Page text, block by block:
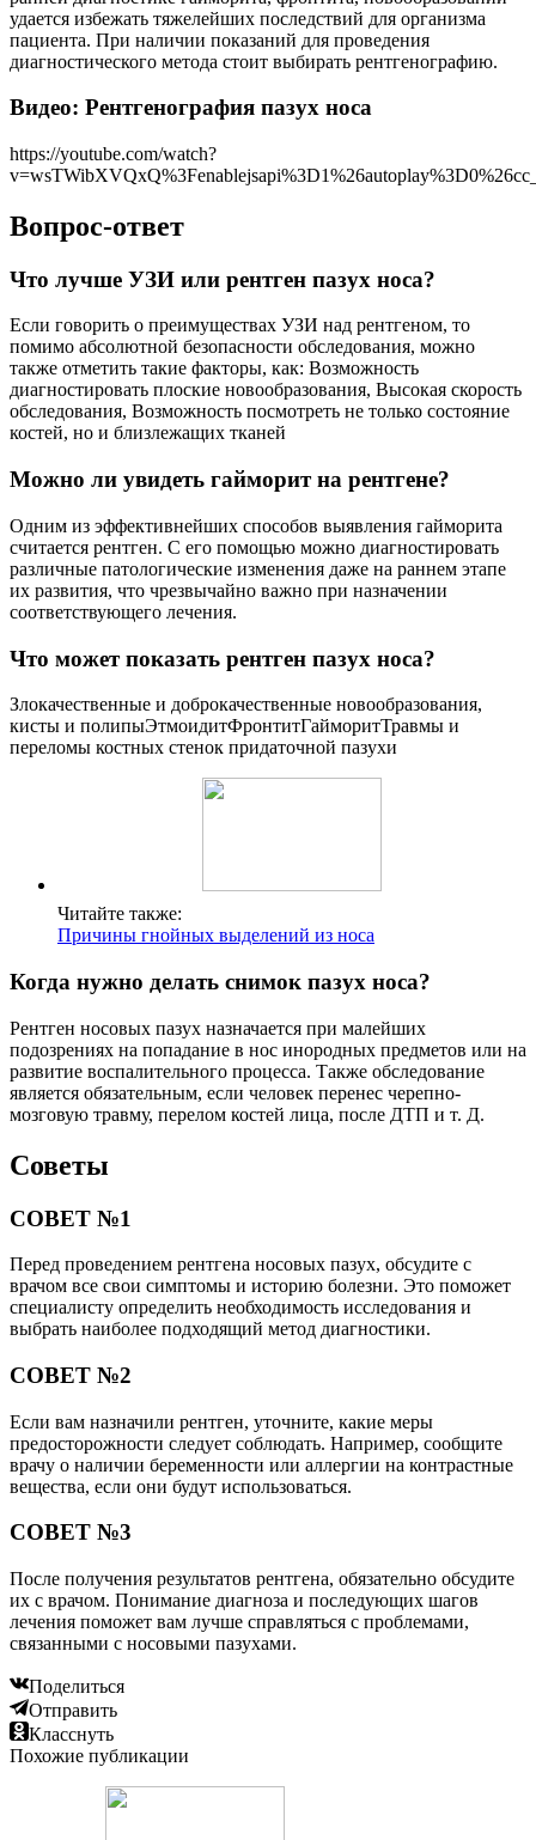
удается избежать тяжелейших последствий для организма
пациента. При наличии показаний для проведения
диагностического метода стоит выбирать рентгенографию.
Видео: Рентгенография пазух носа
https://youtube.com/watch?
Вопрос-ответ
Что лучше УЗИ или рентген пазух носа?
Если говорить о преимуществах УЗИ над рентгеном, то
помимо абсолютной безопасности обследования, можно
также отметить такие факторы, как: Возможность
диагностировать плоские новообразования, Высокая скорость
обследования, Возможность посмотреть не только состояние
костей, но и близлежащих тканей
Можно ли увидеть гайморит на рентгене?
Одним из эффективнейших способов выявления гайморита
считается рентген. С его помощью можно диагностировать
различные патологические изменения даже на раннем этапе
их развития, что чрезвычайно важно при назначении
соответствующего лечения.
Что может показать рентген пазух носа?
Злокачественные и доброкачественные новообразования,
кисты и полипыЭтмоидитФронтитГайморитТравмы и
переломы костных стенок придаточной пазухи
Читайте также:
Причины гнойных выделений из носа
Когда нужно делать снимок пазух носа?
Рентген носовых пазух назначается при малейших
подозрениях на попадание в нос инородных предметов или на
развитие воспалительного процесса. Также обследование
является обязательным, если человек перенес черепно-
мозговую травму, перелом костей лица, после ДТП и т. Д.
Советы
СОВЕТ №1
Перед проведением рентгена носовых пазух, обсудите с
врачом все свои симптомы и историю болезни. Это поможет
специалисту определить необходимость исследования и
выбрать наиболее подходящий метод диагностики.
СОВЕТ №2
Если вам назначили рентген, уточните, какие меры
предосторожности следует соблюдать. Например, сообщите
врачу о наличии беременности или аллергии на контрастные
вещества, если они будут использоваться.
СОВЕТ №3
После получения результатов рентгена, обязательно обсудите
их с врачом. Понимание диагноза и последующих шагов
лечения поможет вам лучше справляться с проблемами,
связанными с носовыми пазухами.
Поделиться
Отправить
Класснуть
Похожие публикации